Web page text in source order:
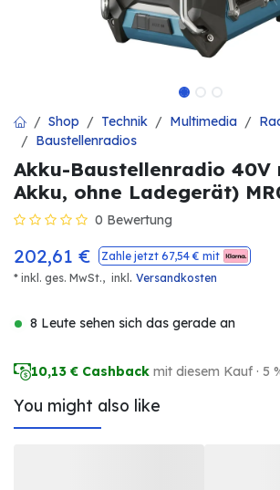
Shop Technik Multimedia
Baustellenradios
Akku-Baustellenradio 40V
Akku, ohne Ladegerät)
0 Bewertung
202,61 € Zahle jetzt 67,54€ mit
* inkl. ges. MwSt., inkl . Versandkosten
8 Leute sehen sich das gerade an
10,13 € Cashback mit diesem Kauf · 5
You might also like